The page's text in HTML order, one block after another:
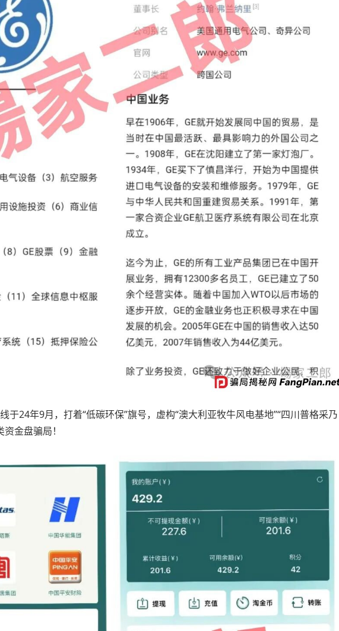
于24年9月，打着“低碳环保”旗号，虚构“澳大利亚牧牛风电基地”“四川普格采乃
金盘骗局！